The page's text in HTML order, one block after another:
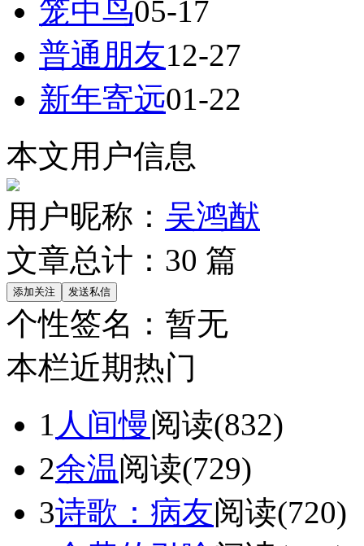
笼中鸟05-17
普通朋友12-27
新年寄远01-22
本文用户信息
用户昵称： 吴鸿猷
文章总计： 30 篇
个性签名： 暂无
本栏近期热门
1 人间慢阅读(832)
2余温阅读(729)
3诗歌：病友阅读(720)